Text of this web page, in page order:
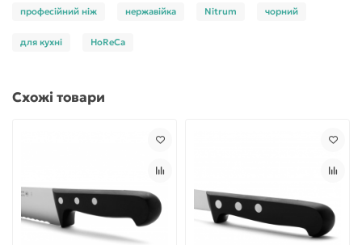
професійний ніж нержавійка Nitrum чорний
для кухні HoReCa
Схожі товари